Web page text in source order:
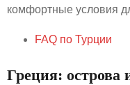
комфортные условия
FAQ по Турции
Греция: острова